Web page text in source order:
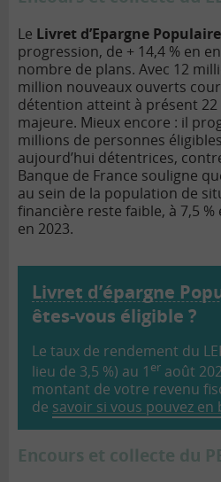
Le Livret d’Epargne Populaire
progression, de + 14,4 % en
nombre de plans. Avec 12
million nouveaux ouverts
détention atteint à présent
majeure. Mieux encore : il
millions de personnes
aujourd’hui détentrices,
Banque de France souligne
au sein de la population de
financière reste faible, à 7,5 %
en 2023.
Livret d’épargne
êtes-vous éligible ?
Le taux de rendement du
lieu de 3,5 %) au 1 er août
montant de votre revenu
de savoir si vous pouvez en
Encours et collecte du